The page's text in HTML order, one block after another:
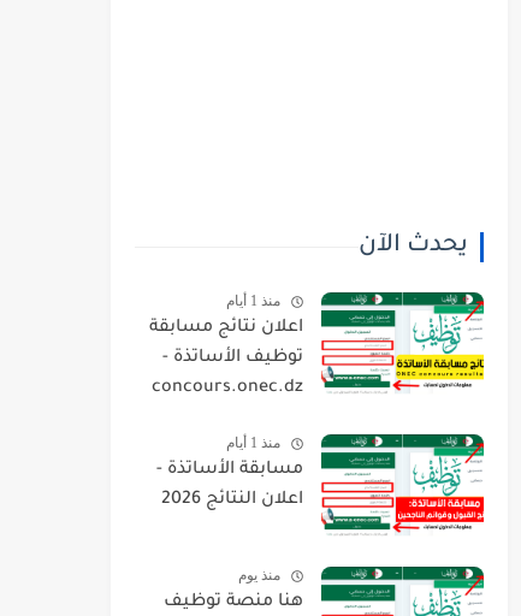
يحدث الآن
منذ 1 أيام
اعلان نتائج مسابقة
توظيف الأساتذة -
concours.onec.dz
منذ 1 أيام
مسابقة الأساتذة -
اعلان النتائج 2026
منذ يوم
هنا منصة توظيف